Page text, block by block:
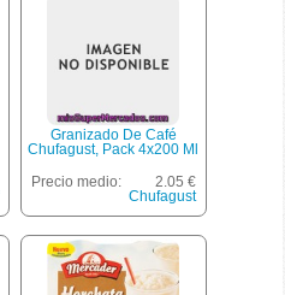
Granizado De Café
Chufagust, Pack 4x200 Ml
Precio medio:
2.05 €
Chufagust